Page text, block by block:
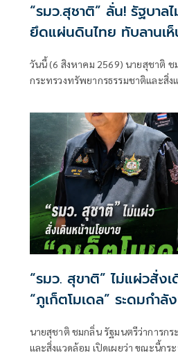
“รมว.สุชาติ” ลั่น! รัฐบาล
ยึดแผ่นดินไทย ทับลานเ
ตาร์เวลล์ การ์เด้นโฮม” รื้
เตือนผู้ฝ่าฝืนเจอมาตรกา
วันนี้ (6 สิงหาคม 2569) นายสุชาติ ช
กระทรวงทรัพยากรธรรมชาติและสิ่ง
นครราชสีมา
“รมว. สุขาติ” ไม่แผ่วสั่ง
“ภูเก็ตโมเดล” ระดมกำ
พื้นที่ทั้งเกาะภูเก็ต อีก
ผลักดันประกาศป่านันทน
นายสุชาติ ชมกลิ่น รัฐมนตรีว่าการก
และสิ่งแวดล้อม เปิดเผยว่า ขณะนี้กร